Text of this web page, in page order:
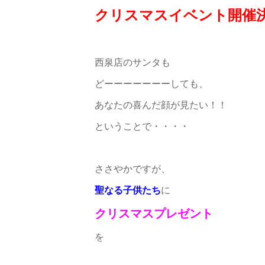
クリスマスイベント開催
西泉店のサンタも
どーーーーーーーしても、
あなたの喜んだ顔が見たい！！
ということで・・・・
ささやかですが、
聖なる子供たちに
クリスマスプレゼント
を